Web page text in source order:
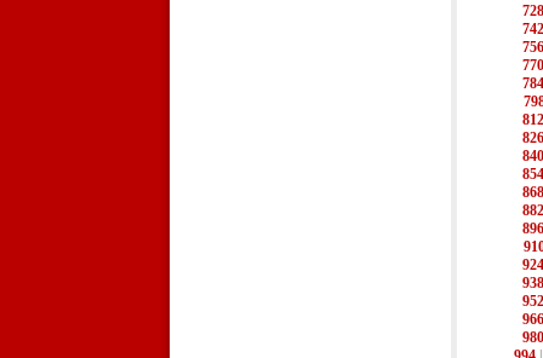
728
742
756
770
784
812
826
840
854
868
882
896
924
938
952
966
980